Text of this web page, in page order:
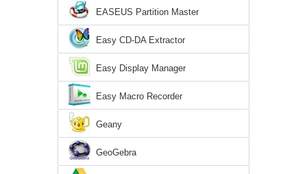
EASEUS Partition Master
Easy CD-DA Extractor
Easy Display Manager
Easy Macro Recorder
Geany
GeoGebra